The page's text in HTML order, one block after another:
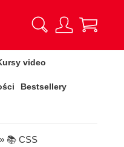
video
Bestsellery
» 📚 CSS